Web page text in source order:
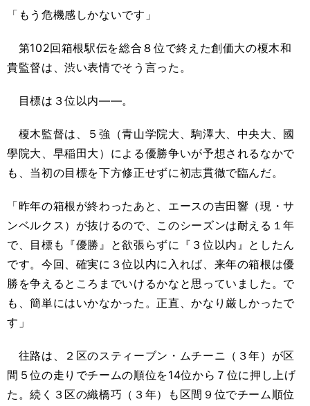
「もう危機感しかないです」
第102回箱根駅伝を総合８位で終えた創価大の榎木和
貴監督は、渋い表情でそう言った。
目標は３位以内――。
榎木監督は、５強（青山学院大、駒澤大、中央大、國
學院大、早稲田大）による優勝争いが予想されるなかで
も、当初の目標を下方修正せずに初志貫徹で臨んだ。
「昨年の箱根が終わったあと、エースの吉田響（現・サ
ンベルクス）が抜けるので、このシーズンは耐える１年
で、目標も『優勝』と欲張らずに『３位以内』としたん
です。今回、確実に３位以内に入れば、来年の箱根は優
勝を争えるところまでいけるかなと思っていました。で
も、簡単にはいかなかった。正直、かなり厳しかったで
す」
往路は、２区のスティーブン・ムチーニ（３年）が区
間５位の走りでチームの順位を14位から７位に押し上げ
た。続く３区の織橋巧（３年）も区間９位でチーム順位